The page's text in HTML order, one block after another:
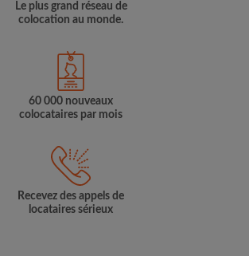
Le plus grand réseau de
colocation au monde.
60 000 nouveaux
colocataires par mois
Recevez des appels de
locataires sérieux